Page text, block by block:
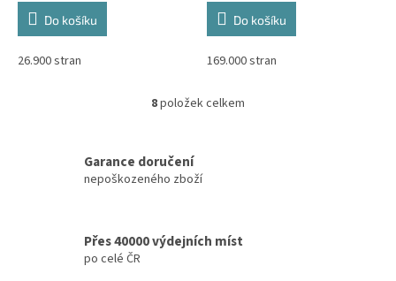
Do košíku
26.900 stran
Do košíku
169.000 stran
O
d
p
8položek celkem
Garance doručení
nepoškozeného zboží
Přes 40000 výdejních míst
po celé ČR